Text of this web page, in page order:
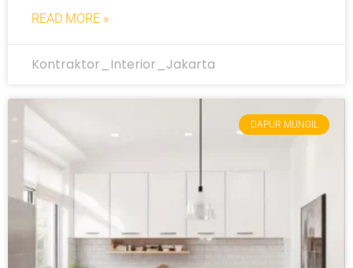
READ MORE »
Kontraktor_Interior_Jakarta
DAPUR MUNGIL